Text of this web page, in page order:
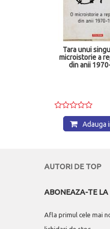
Napoleon
Romania.
AUTORI DE TOP
ABONEAZA-TE LA
Afla primul cele mai